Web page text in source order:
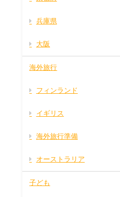
兵庫県
大阪
海外旅行
フィンランド
イギリス
海外旅行準備
オーストラリア
子ども